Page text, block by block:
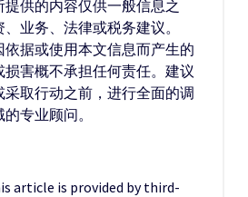
供的内容仅供一般信息之
业务、法律或税务建议。
依据或使用本文信息而产生的
害概不承担任何责任。建议
取行动之前，进行全面的调
专业顾问。
article is provided by third-